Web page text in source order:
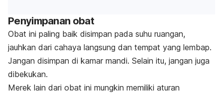
Penyimpanan obat
Obat ini paling baik disimpan pada suhu ruangan,
jauhkan dari cahaya langsung dan tempat yang lembap.
Jangan disimpan di kamar mandi. Selain itu, jangan juga
dibekukan.
Merek lain dari obat ini mungkin memiliki aturan